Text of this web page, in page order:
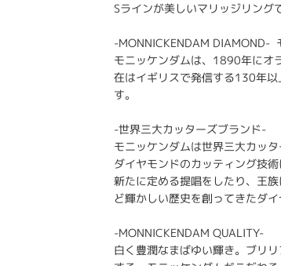
Sラインが美しいマリッジリング
-MONNICKENDAM DIAMOND-
モニッケンダムは、1890年にオ
在はイギリスで発信する130年
す。
-世界三大カッターズブランド-
モニッケンダムは世界三大カッ
ダイヤモンドのカッティング技
新たに定める提唱をしたり、王
ど輝かしい歴史を創ってきたダイ
-MONNICKENDAM QUALITY-
白く豊潤なまばゆい輝き。ブリ